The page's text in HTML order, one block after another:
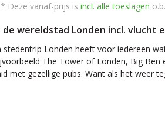
* Deze vanaf-prijs is incl. alle toeslagen
de wereldstad Londen incl. vlucht
stedentrip Londen heeft voor iedereen
The Tower of Londen, Big
met gezellige pubs. Want als het weer